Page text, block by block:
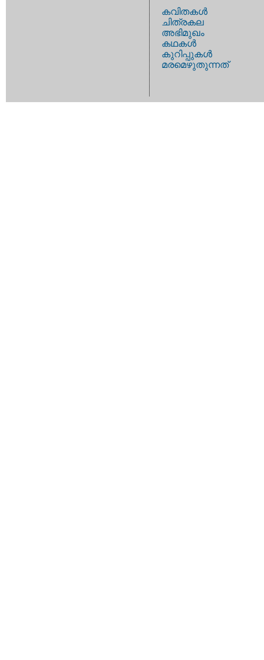
കവിതകള്‍
ചിത്രകല
അഭിമുഖം
കഥകള്‍
കുറിപ്പുകള്‍
മരമെഴുതുന്നത്